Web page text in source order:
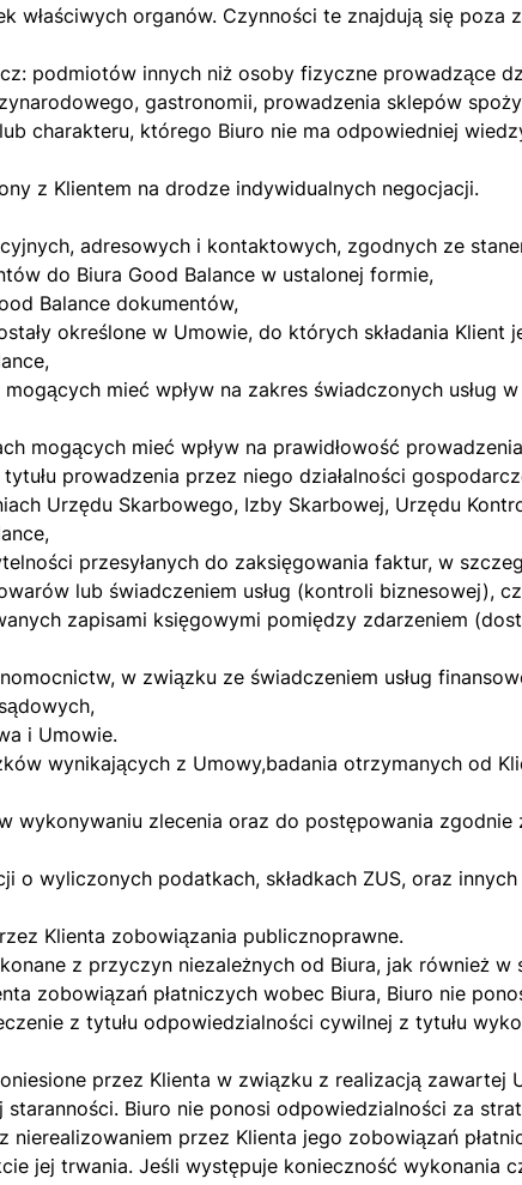
właściwych organów. Czynności te znajdują się poza
podmiotów innych niż osoby fizyczne prowadzące
gastronomii, prowadzenia sklepów
charakteru, którego Biuro nie ma odpowiedniej
z Klientem na drodze indywidualnych negocjacji.
adresowych i kontaktowych, zgodnych ze
do Biura Good Balance w ustalonej formie,
Balance dokumentów,
określone w Umowie, do których składania
mieć wpływ na zakres świadczonych usług
mogących mieć wpływ na prawidłowość
prowadzenia przez niego działalności
Urzędu Skarbowego, Izby Skarbowej, Urzędu
przesyłanych do zaksięgowania faktur, w
lub świadczeniem usług (kontroli biznesowej),
zapisami księgowymi pomiędzy zdarzeniem
w związku ze świadczeniem usług
i Umowie.
wynikających z Umowy,badania otrzymanych od
wykonywaniu zlecenia oraz do postępowania
wyliczonych podatkach, składkach ZUS, oraz
Klienta zobowiązania publicznoprawne.
z przyczyn niezależnych od Biura, jak również
zobowiązań płatniczych wobec Biura, Biuro nie
z tytułu odpowiedzialności cywilnej z tytułu
przez Klienta w związku z realizacją zawartej
Biuro nie ponosi odpowiedzialności za
przez Klienta jego zobowiązań
jej trwania. Jeśli występuje konieczność wykonania